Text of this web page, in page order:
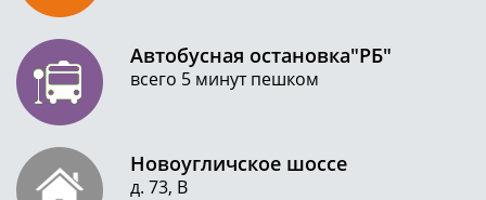
Автобусная остановка"РБ"
всего 5 минут пешком
Новоугличское шоссе
д. 73, В